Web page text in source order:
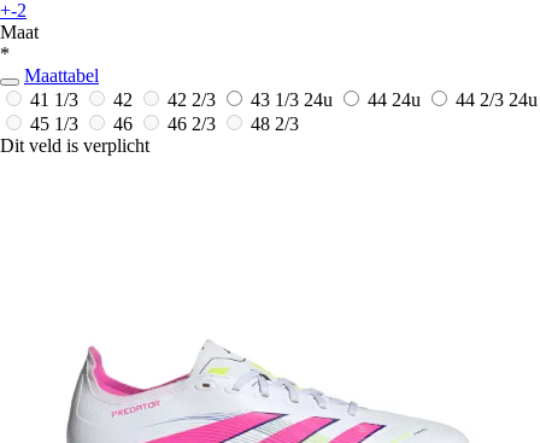
+-2
Maat
*
Maattabel
41 1/3
42 42 2/3 43 1/3 24u 44 24u 44 2/3 24u
45 1/3
46 46 2/3
48 2/3
Dit veld is verplicht